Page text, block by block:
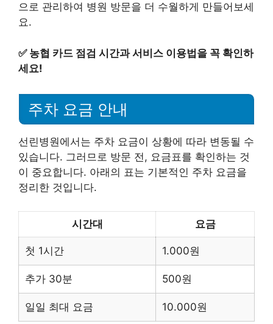
으로 관리하여 병원 방문을 더 수월하게 만들어보세
요.
✅ 농협 카드 점검 시간과 서비스 이용법을 꼭 확인하
세요!
주차 요금 안내
선린병원에서는 주차 요금이 상황에 따라 변동될 수
있습니다. 그러므로 방문 전, 요금표를 확인하는 것
이 중요합니다. 아래의 표는 기본적인 주차 요금을
정리한 것입니다.
시간대 요금
첫 1시간 1.000원
추가 30분 500원
일일 최대 요금 10.000원